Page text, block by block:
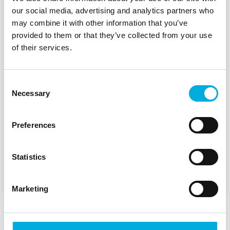
our social media, advertising and analytics partners who
may combine it with other information that you’ve
provided to them or that they’ve collected from your use
of their services.
Selection
Necessary
Preferences
Statistics
Marketing